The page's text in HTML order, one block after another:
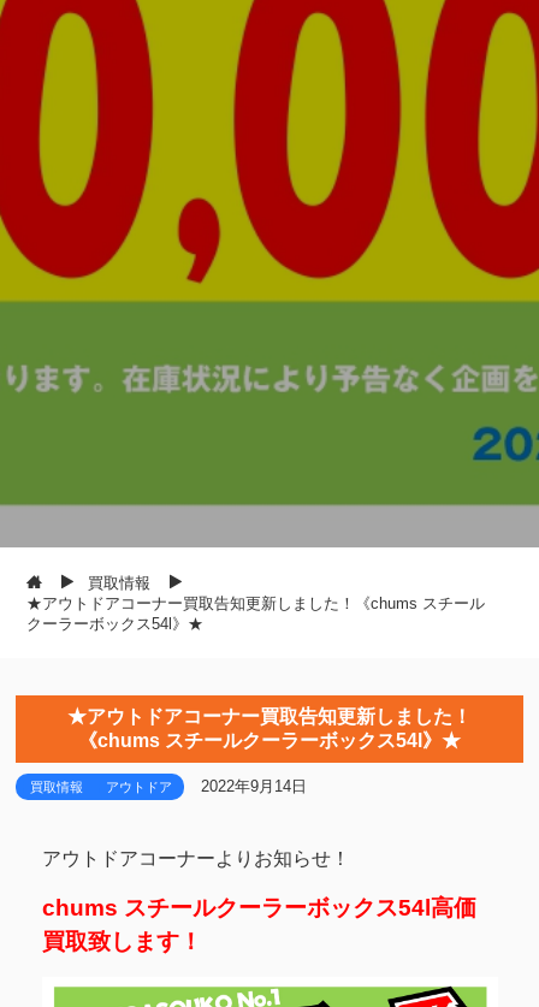
買取情報
★アウトドアコーナー買取告知更新しました！《chums スチール
クーラーボックス54l》★
★アウトドアコーナー買取告知更新しました！
《chums スチールクーラーボックス54l》★
買取情報 アウトドア 2022年9月14日
アウトドアコーナーよりお知らせ！
chums スチールクーラーボックス54l高価
買取致します！